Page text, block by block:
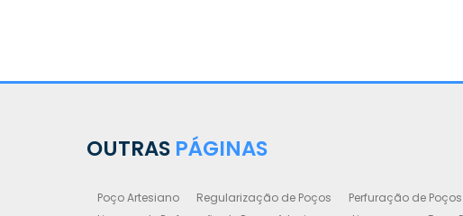
OUTRAS PÁGINAS
Poço Artesiano Regularização de Poços Perfuração de